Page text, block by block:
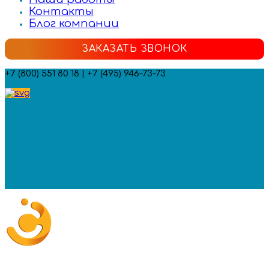
Контакты
Блог компании
ЗАКАЗАТЬ ЗВОНОК
+7 (800) 551 80 18 | +7 (495) 946-73-73